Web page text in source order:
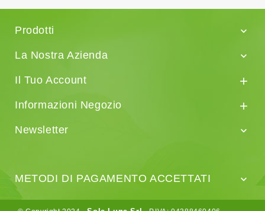
Prodotti

La Nostra Azienda

Il Tuo Account

Informazioni Negozio

Newsletter

METODI DI PAGAMENTO ACCETTATI 